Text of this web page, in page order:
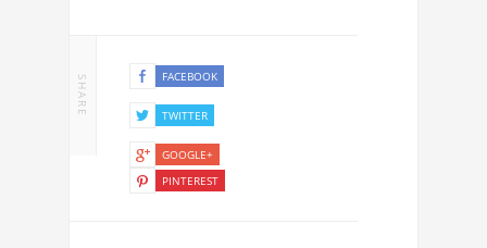
SHARE FACEBOOK
TWITTER
GOOGLE+
PINTEREST